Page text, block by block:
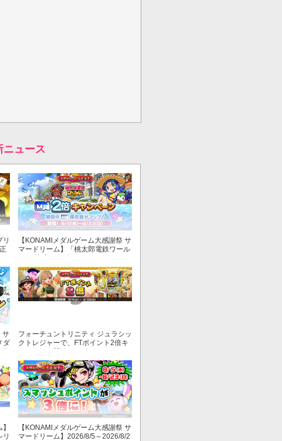
ニュース
リ
【KONAMIメダルゲーム大感謝祭 サ
マードリーム】「桃太郎電鉄ワール
～」でマイル獲得数が2倍！
サ
ダ
フォーチュントリニティ ジュラシッ
クトレジャーで、FTポイント2倍キ
リ
【KONAMIメダルゲーム大感謝祭 サ
マードリーム】2026/8/5～2026/8/2